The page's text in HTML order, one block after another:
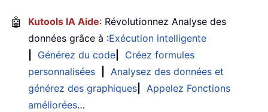
🤖 Kutools IA Aide: Révolutionnez Analyse des
données grâce à :Exécution intelligente
Générez du code
Créez formules
personnalisées
Analysez des données et
générez des graphiques
Appelez Fonctions
améliorées…